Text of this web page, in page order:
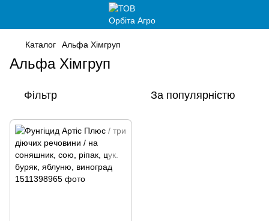
Каталог Альфа Хімгруп
Альфа Хімгруп
Фільтр За популярністю